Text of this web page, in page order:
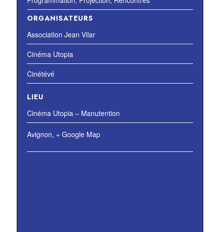
ORGANISATEURS
Association Jean Vilar
Cinéma Utopia
Cinétévé
LIEU
Cinéma Utopia – Manutention
Avignon, + Google Map